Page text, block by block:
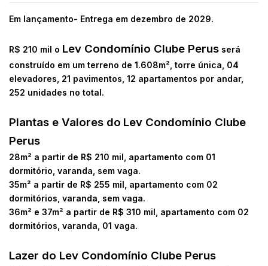
Em lançamento- Entrega em dezembro de 2029.
R$ 210 mil o Lev Condomínio Clube Perus será
construído em um terreno de 1.608m², torre única, 04
elevadores, 21 pavimentos, 12 apartamentos por andar,
252 unidades no total.
Plantas e Valores do Lev Condomínio Clube
Perus
28m² a partir de R$ 210 mil, apartamento com 01
dormitório, varanda, sem vaga.
35m² a partir de R$ 255 mil, apartamento com 02
dormitórios, varanda, sem vaga.
36m² e 37m² a partir de R$ 310 mil, apartamento com 02
dormitórios, varanda, 01 vaga.
Lazer do Lev Condomínio Clube Perus